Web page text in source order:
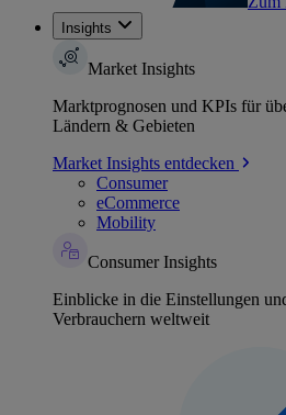
Insights
Market Insights
Marktprognosen und KPIs für
Ländern & Gebieten
Market Insights entdecken
Consumer
eCommerce
Mobility
Consumer Insights
Einblicke in die Einstellungen
Verbrauchern weltweit